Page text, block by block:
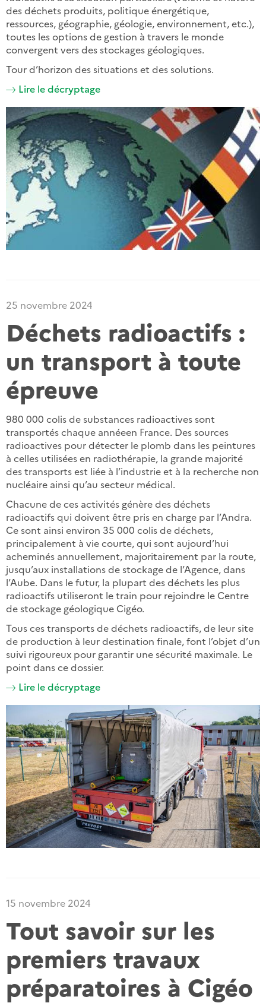
des déchets produits, politique énergétique,
ressources, géographie, géologie, environnement, etc.),
toutes les options de gestion à travers le monde
convergent vers des stockages géologiques.
Tour d’horizon des situations et des solutions.
Lire le décryptage
25 novembre 2024
Déchets radioactifs :
un transport à toute
épreuve
980 000 colis de substances radioactives sont
transportés chaque annéeen France. Des sources
radioactives pour détecter le plomb dans les peintures
à celles utilisées en radiothérapie, la grande majorité
des transports est liée à l’industrie et à la recherche non
nucléaire ainsi qu’au secteur médical.
Chacune de ces activités génère des déchets
radioactifs qui doivent être pris en charge par l’Andra.
Ce sont ainsi environ 35 000 colis de déchets,
principalement à vie courte, qui sont aujourd’hui
acheminés annuellement, majoritairement par la route,
jusqu’aux installations de stockage de l’Agence, dans
l’Aube. Dans le futur, la plupart des déchets les plus
radioactifs utiliseront le train pour rejoindre le Centre
de stockage géologique Cigéo.
Tous ces transports de déchets radioactifs, de leur site
de production à leur destination finale, font l’objet d’un
suivi rigoureux pour garantir une sécurité maximale. Le
point dans ce dossier.
Lire le décryptage
15 novembre 2024
Tout savoir sur les
premiers travaux
préparatoires à Cigéo